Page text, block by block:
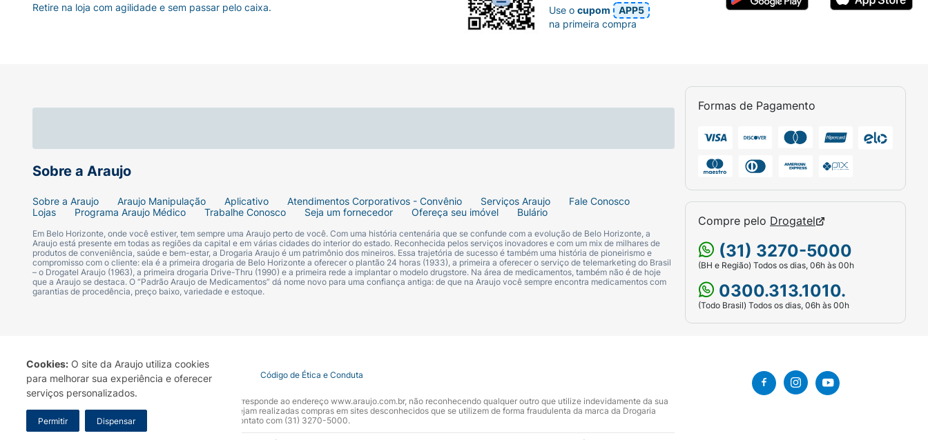
Cookies: O site da Araujo utiliza cookies
para melhorar sua experiência e oferecer
serviços personalizados.
Permitir Dispensar
Sobre a Araujo
Sobre a Araujo Araujo Manipulação Aplicativo Atendimentos Corporativos - Convênio Serviços Araujo
Fale Conosco
Lojas
Programa Araujo Médico Trabalhe Conosco Seja um fornecedor Ofereça seu imóvel Bulário
Em Belo Horizonte, onde você estiver, tem sempre uma Araujo perto de você. Com uma história centenária que se confunde com a evolução de Belo Horizonte, a
Araujo está presente em todas as regiões da capital e em várias cidades do interior do estado. Reconhecida pelos serviços inovadores e com um mix de milhares de
produtos de conveniência, saúde e bem-estar, a Drogaria Araujo é um patrimônio dos mineiros. Essa trajetória de sucesso é também uma história de pioneirismo e
compromisso com o cliente: ela é a primeira drogaria de Belo Horizonte a oferecer o plantão 24 horas (1933), a primeira a oferecer o serviço de telemarketing do Brasil
– o Drogatel Araujo (1963), a primeira drogaria Drive-Thru (1990) e a primeira rede a implantar o modelo drugstore. Na área de medicamentos, também não é de hoje
que a Araujo se destaca. O “Padrão Araujo de Medicamentos” dá nome novo para uma confiança antiga: de que na Araujo você sempre encontra medicamentos com
garantias de procedência, preço baixo, variedade e estoque.
Formas de Pagamento
Compre pelo Drogatel
(31) 3270-5000
(BH e Região) Todos os dias, 06h às 00h
0300.313.1010.
(Todo Brasil) Todos os dias, 06h às 00h
Retire na loja com agilidade e sem passar pelo caixa. Use ocupom
APP5
na primeira compra
Termo de Uso Portal da Privacidade Covid-19 Código de Ética e Conduta
A Drogaria Araujo S/A informa que o seu site oficial corresponde ao endereço www.araujo.com.br, não reconhecendo qualquer outro que utilize indevidamente da sua
marca. Para sua segurança recomendamos que não sejam realizadas compras em sites desconhecidos que se utilizem de forma fraudulenta da marca da Drogaria
Araujo S.A. Em caso de dúvidas, gentileza entrar em contato com (31) 3270-5000.